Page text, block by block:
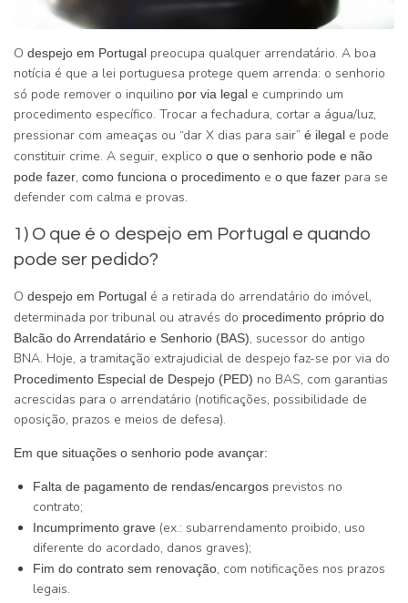
O despejo em Portugal preocupa qualquer arrendatário. A boa
notícia é que a lei portuguesa protege quem arrenda: o senhorio
só pode remover o inquilino por via legal e cumprindo um
procedimento específico. Trocar a fechadura, cortar a água/luz,
pressionar com ameaças ou “dar X dias para sair” é ilegal e pode
constituir crime. A seguir, explico o que o senhorio pode e não
pode fazer, como funciona o procedimento e o que fazer para se
defender com calma e provas.
1) O que é o despejo em Portugal e quando
pode ser pedido?
O despejo em Portugal é a retirada do arrendatário do imóvel,
determinada por tribunal ou através do procedimento próprio do
Balcão do Arrendatário e Senhorio (BAS), sucessor do antigo
BNA. Hoje, a tramitação extrajudicial de despejo faz-se por via do
Procedimento Especial de Despejo (PED) no BAS, com garantias
acrescidas para o arrendatário (notificações, possibilidade de
oposição, prazos e meios de defesa).
Em que situações o senhorio pode avançar:
Falta de pagamento de rendas/encargos previstos no
contrato;
Incumprimento grave (ex.: subarrendamento proibido, uso
diferente do acordado, danos graves);
Fim do contrato sem renovação, com notificações nos prazos
legais.